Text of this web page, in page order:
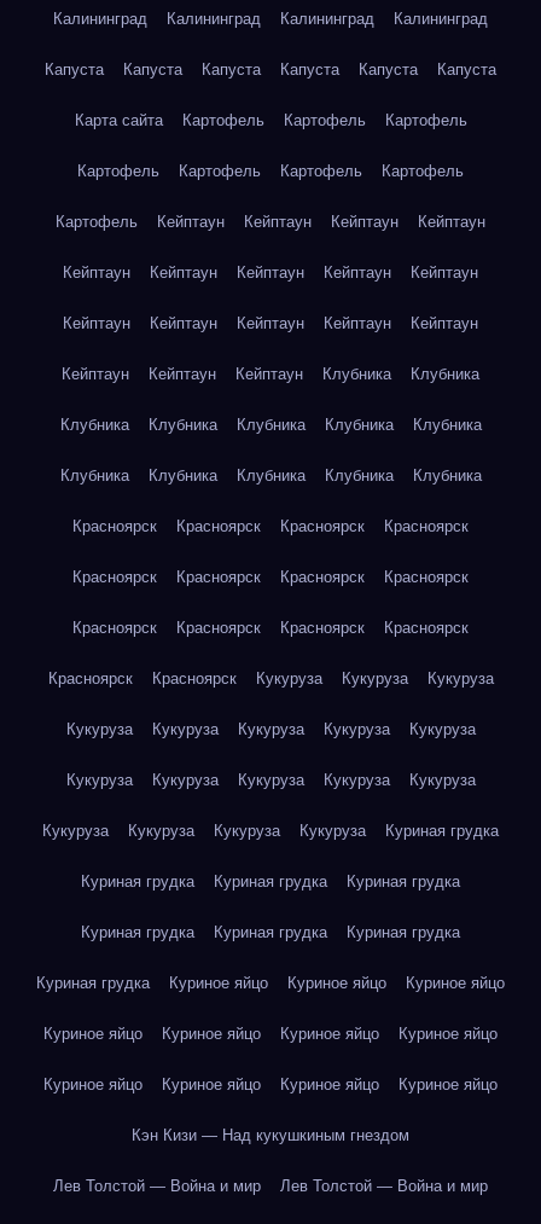
Калининград Калининград Калининград Калининград
Капуста Капуста Капуста Капуста Капуста Капуста
Карта сайта Картофель Картофель Картофель
Картофель Картофель Картофель Картофель
Картофель Кейптаун Кейптаун Кейптаун Кейптаун
Кейптаун Кейптаун Кейптаун Кейптаун Кейптаун
Кейптаун Кейптаун Кейптаун Кейптаун Кейптаун
Кейптаун Кейптаун Кейптаун Клубника Клубника
Клубника Клубника Клубника Клубника Клубника
Клубника Клубника Клубника Клубника Клубника
Красноярск Красноярск Красноярск Красноярск
Красноярск Красноярск Красноярск Красноярск
Красноярск Красноярск Красноярск Красноярск
Красноярск Красноярск Кукуруза Кукуруза Кукуруза
Кукуруза Кукуруза Кукуруза Кукуруза Кукуруза
Кукуруза Кукуруза Кукуруза Кукуруза Кукуруза
Кукуруза Кукуруза Кукуруза Кукуруза Куриная грудка
Куриная грудка Куриная грудка Куриная грудка
Куриная грудка Куриная грудка Куриная грудка
Куриная грудка Куриное яйцо Куриное яйцо Куриное яйцо
Куриное яйцо Куриное яйцо Куриное яйцо Куриное яйцо
Куриное яйцо Куриное яйцо Куриное яйцо Куриное яйцо
Кэн Кизи — Над кукушкиным гнездом
Лев Толстой — Война и мир Лев Толстой — Война и мир